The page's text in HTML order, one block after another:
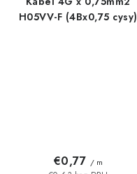
H05VV-F (4Bx0,75 cysy)
€0,77 / m